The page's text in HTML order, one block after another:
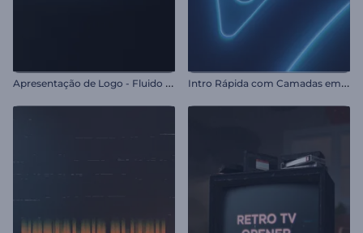
A
presentação de Logo - Fluido Circular I
ntro Rápida com Camadas em Neon